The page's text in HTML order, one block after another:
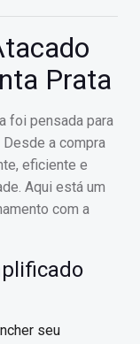
Prata
foi pensada para
a compra
eficiente e
Aqui está um
com a
seu